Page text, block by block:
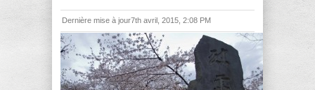
Dernière mise à jour7th avril, 2015, 2:08 PM